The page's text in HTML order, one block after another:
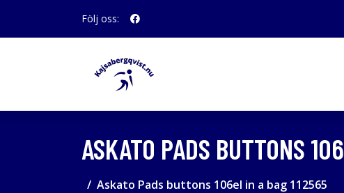
Följ oss:
ASKATO PADS BUTTONS
Askato Pads buttons 106el in a bag 112565